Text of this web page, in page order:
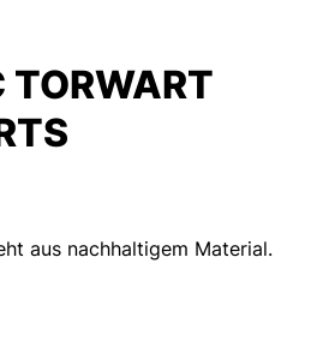
aus nachhaltigem Material.